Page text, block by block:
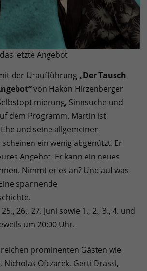
letzte Angebot
der Uraufführung „Der Tausch
von Hakon Hirzenberger
Sinnsuche und
dem Programm. Martin ist
und seine allgemeinen
ein wenig abgenützt. Er
Angebot. Er kann ein neues
Nimmt er es an? Und auf was
spannende
26., 27. Juni sowie 1., 2., 3., 4. und
um 20:00 Uhr.
prominenten Gästen wie
Ofczarek, Gerti Drassl,